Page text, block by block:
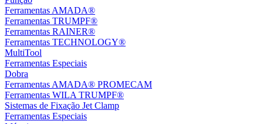
Ferramentas AMADA®
Ferramentas TRUMPF®
Ferramentas RAINER®
Ferramentas TECHNOLOGY®
MultiTool
Ferramentas Especiais
Dobra
Ferramentas AMADA® PROMECAM
Ferramentas WILA TRUMPF®
Sistemas de Fixação Jet Clamp
Ferramentas Especiais